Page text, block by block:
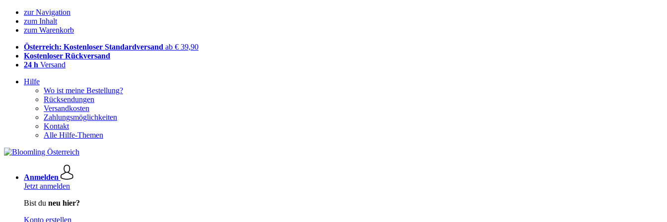
zur Navigation
zum Inhalt
zum Warenkorb
Österreich: Kostenloser Standardversand ab € 39,90
Kostenloser Rückversand
24 h Versand
Hilfe
Wo ist meine Bestellung?
Rücksendungen
Versandkosten
Zahlungsmöglichkeiten
Kontakt
Alle Hilfe-Themen
Anmelden
Jetzt anmelden
Bist du neu hier?
Konto erstellen